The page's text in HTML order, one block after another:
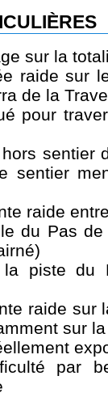
sur la
raide sur
de la
pour
sentier
sentier
raide
du Pas de
piste du
raide sur
sur
par